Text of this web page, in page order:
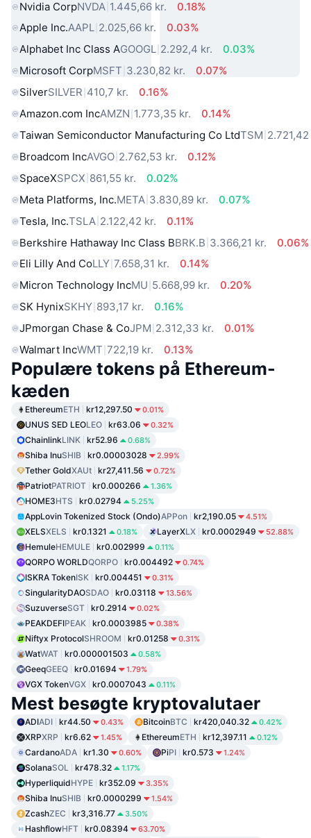
Nvidia CorpNVDA 1.445,66 kr.
0.18%
Apple Inc.AAPL 2.025,66 kr.
0.03%
Alphabet Inc Class AGOOGL 2.292,4 kr.
0.03%
Microsoft CorpMSFT 3.230,82 kr.
0.07%
SilverSILVER 410,7 kr.
0.16%
Amazon.com IncAMZN 1.773,35 kr.
0.14%
Taiwan Semiconductor Manufacturing Co LtdTSM
Broadcom IncAVGO 2.762,53 kr.
0.12%
SpaceXSPCX 861,55 kr.
0.02%
Meta Platforms, Inc.META 3.830,89 kr.
0.07%
Tesla, Inc.TSLA 2.122,42 kr.
0.11%
Berkshire Hathaway Inc Class BBRK.B 3.366,21 kr.
0.06%
Eli Lilly And CoLLY 7.658,31 kr.
0.14%
Micron Technology IncMU 5.668,99 kr.
0.20%
SK HynixSKHY 893,17 kr.
0.16%
JPmorgan Chase & CoJPM 2.312,33 kr.
0.01%
Walmart IncWMT 722,19 kr. 0.13%
Populære tokens på Ethereum-
kæden
EthereumETH kr12,297.50 0.01%
UNUS SED LEOLEO kr63.06 0.32%
ChainlinkLINK kr52.96 0.68%
Shiba InuSHIB kr0.00003028 2.99%
Tether GoldXAUt kr27,411.56 0.72%
PatriotPATRIOT kr0.000266 1.36%
HOME3HTS kr0.02794 5.25%
AppLovin Tokenized Stock (Ondo)APPon kr2,190.05 4.51%
XELSXELS kr0.1321 0.18% LayerXLX kr0.0002949 52.88%
HemuleHEMULE kr0.002999 0.11%
QORPO WORLDQORPO kr0.004492 0.74%
ISKRA TokenISK kr0.004451 0.31%
SingularityDAOSDAO kr0.03118 13.56%
SuzuverseSGT kr0.2914 0.02%
PEAKDEFIPEAK kr0.0003985 0.38%
Niftyx ProtocolSHROOM kr0.01258 0.31%
WatWAT kr0.000001503 0.58%
GeeqGEEQ kr0.01694 1.79%
VGX TokenVGX kr0.0007043 0.11%
Mest besøgte kryptovalutaer
ADIADI kr44.50 0.43% BitcoinBTC kr420,040.32 0.42%
XRPXRP kr6.62 1.45% EthereumETH kr12,397.11 0.12%
CardanoADA kr1.30 0.60% PiPI kr0.573 1.24%
SolanaSOL kr478.32 1.17%
HyperliquidHYPE kr352.09 3.35%
Shiba InuSHIB kr0.0000299 1.54%
ZcashZEC kr3,316.77 3.50%
HashflowHFT kr0.08394 63.70%